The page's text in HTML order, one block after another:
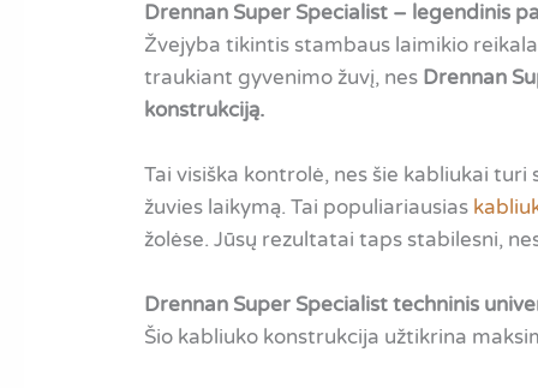
Drennan Super Specialist – legendinis
Žvejyba tikintis stambaus laimikio
traukiant gyvenimo žuvį, nes Drennan
konstrukciją.
Tai visiška kontrolė, nes šie kabliukai
žuvies laikymą. Tai populiariausias
žolėse. Jūsų rezultatai taps stabilesni,
Drennan Super Specialist techninis
Šio kabliuko konstrukcija užtikrina